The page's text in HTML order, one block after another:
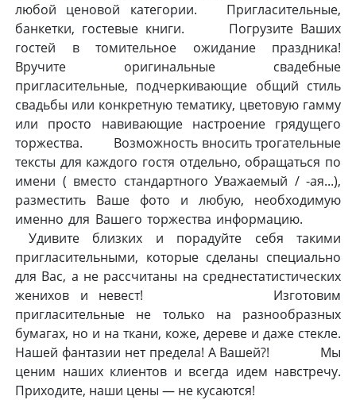
любой ценовой категории. Пригласительные,
банкетки, гостевые книги. Погрузите Ваших
гостей в томительное ожидание праздника!
Вручите оригинальные свадебные
пригласительные, подчеркивающие общий стиль
свадьбы или конкретную тематику, цветовую гамму
или просто навивающие настроение грядущего
торжества. Возможность вносить трогательные
тексты для каждого гостя отдельно, обращаться по
имени ( вместо стандартного Уважаемый / -ая...),
разместить Ваше фото и любую, необходимую
именно для Вашего торжества информацию.
Удивите близких и порадуйте себя такими
пригласительными, которые сделаны специально
для Вас, а не рассчитаны на среднестатистических
женихов и невест! Изготовим
пригласительные не только на разнообразных
бумагах, но и на ткани, коже, дереве и даже стекле.
Нашей фантазии нет предела! А Вашей?! Мы
ценим наших клиентов и всегда идем навстречу.
Приходите, наши цены — не кусаются!